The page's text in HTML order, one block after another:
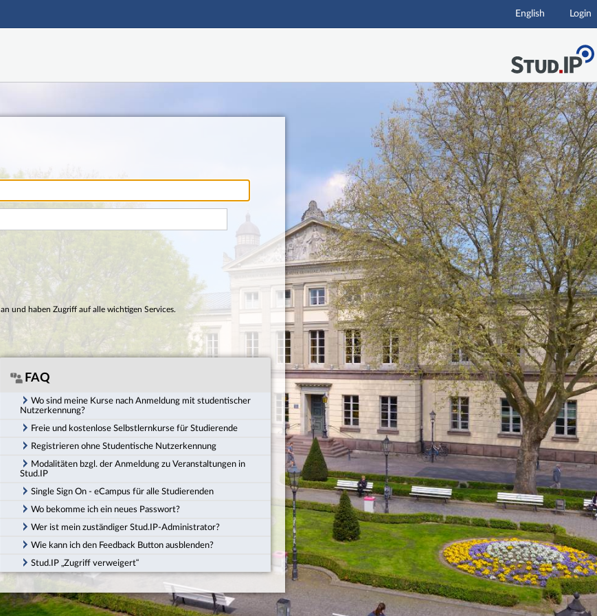
Hauptnavigation
English Login
an und haben Zugriff auf alle wichtigen Services.
FAQ
Wo sind meine Kurse nach Anmeldung mit studentischer
Nutzerkennung?
Freie und kostenlose Selbstlernkurse für Studierende
Registrieren ohne Studentische Nutzerkennung
Modalitäten bzgl. der Anmeldung zu Veranstaltungen in
Stud.IP
Single Sign On - eCampus für alle Studierenden
Wo bekomme ich ein neues Passwort?
Wer ist mein zuständiger Stud.IP-Administrator?
Wie kann ich den Feedback Button ausblenden?
Stud.IP „Zugriff verweigert“